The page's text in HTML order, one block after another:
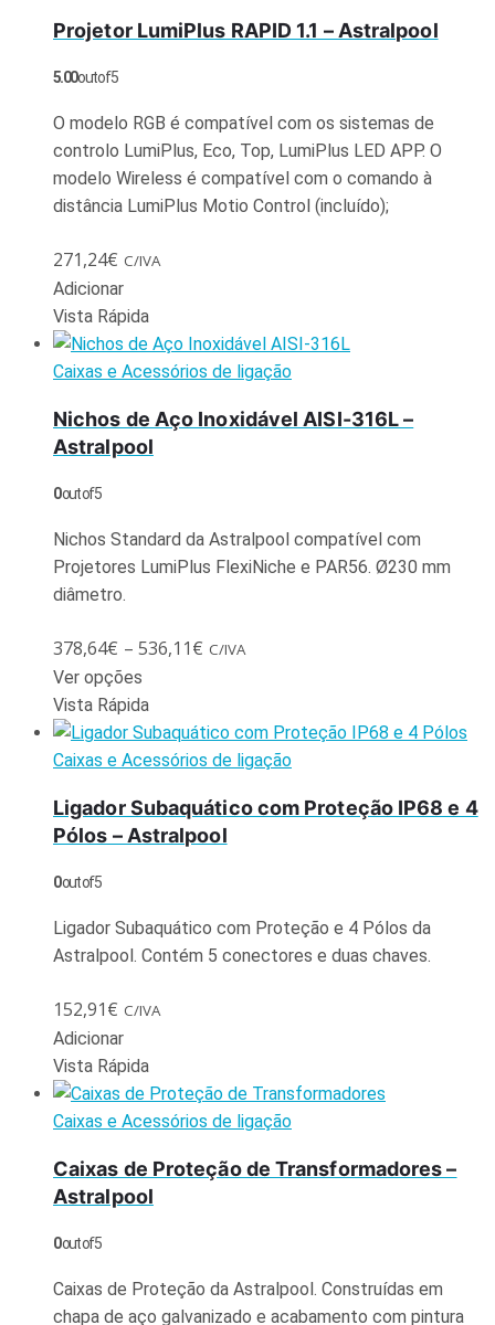
Projetor LumiPlus RAPID 1.1 – Astralpool
5.00out of 5
O modelo RGB é compatível com os sistemas de
controlo LumiPlus, Eco, Top, LumiPlus LED APP. O
modelo Wireless é compatível com o comando à
distância LumiPlus Motio Control (incluído);
271,24€ C/IVA
Adicionar
Vista Rápida
Caixas e Acessórios de ligação
Nichos de Aço Inoxidável AISI-316L –
Astralpool
0out of 5
Nichos Standard da Astralpool compatível com
Projetores LumiPlus FlexiNiche e PAR56. Ø230 mm
diâmetro.
378,64€ – 536,11€ C/IVA
Ver opções
Vista Rápida
Caixas e Acessórios de ligação
Ligador Subaquático com Proteção IP68 e 4
Pólos – Astralpool
0out of 5
Ligador Subaquático com Proteção e 4 Pólos da
Astralpool. Contém 5 conectores e duas chaves.
152,91€ C/IVA
Adicionar
Vista Rápida
Caixas e Acessórios de ligação
Caixas de Proteção de Transformadores –
Astralpool
0out of 5
Caixas de Proteção da Astralpool. Construídas em
chapa de aço galvanizado e acabamento com pintura